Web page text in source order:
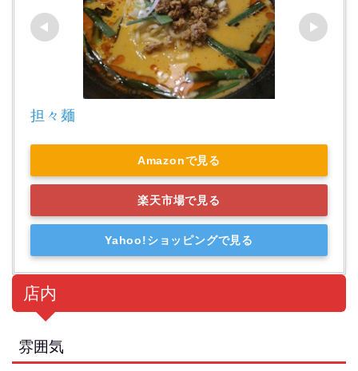
担々麺
Amazonで見る
楽天市場で見る
Yahoo!ショッピングで見る
店内
雰囲気